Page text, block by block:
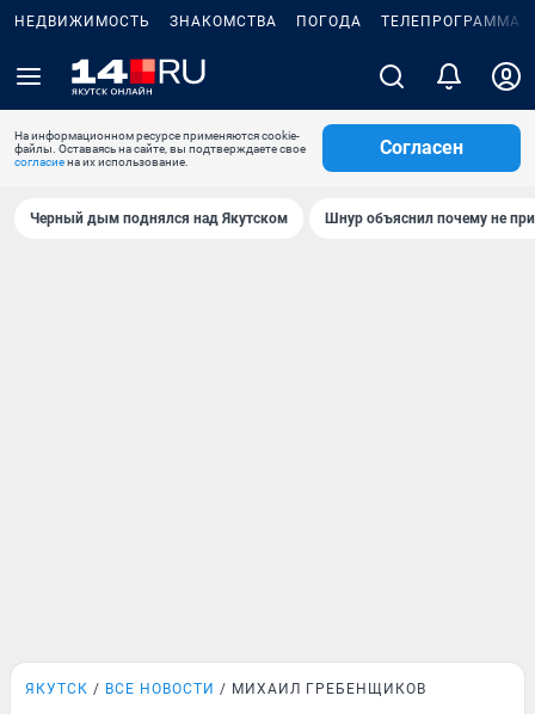
НЕДВИЖИМОСТЬ ЗНАКОМСТВА ПОГОДА ТЕЛЕПРОГРАММА
На информационном ресурсе применяются cookie-
файлы. Оставаясь на сайте, вы подтверждаете свое
согласиена их использование.
Согласен
Черный дым поднялся над Якутском Шнур объяснил почему не
ЯКУТСК ВСЕ НОВОСТИ МИХАИЛ ГРЕБЕНЩИКОВ